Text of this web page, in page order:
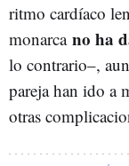
ritmo cardíaco
monarca no ha
lo contrario–,
pareja han ido a
otras